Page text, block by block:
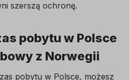
szerszą ochronę.
pobytu w Polsce
z Norwegii
pobytu w Polsce, możesz